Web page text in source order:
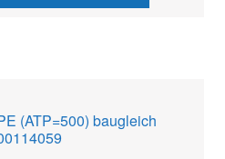
(ATP=500) baugleich